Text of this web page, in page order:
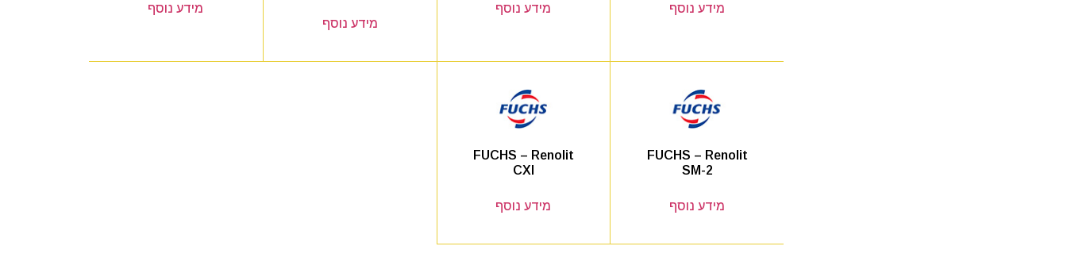
מידע נוסף מידע נוסף
מידע נוסף
מידע נוסף
FUCHS – Renolit
SM-2
מידע נוסף
FUCHS – Renolit
CXI
מידע נוסף